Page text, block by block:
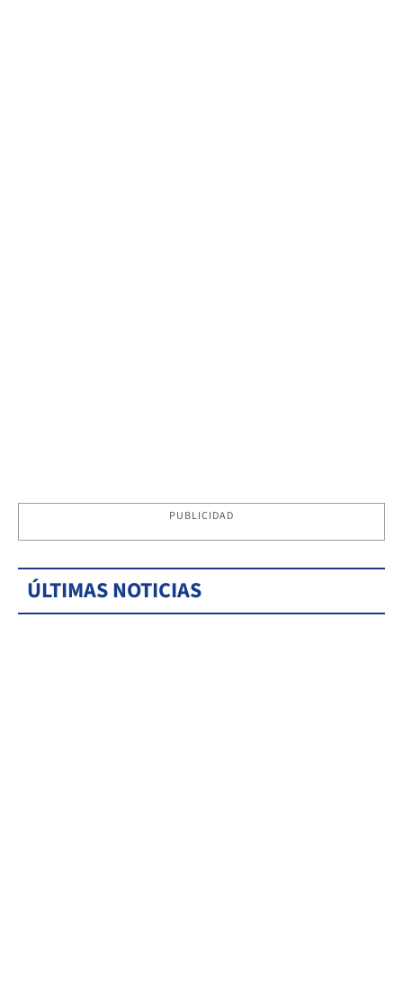
PUBLICIDAD
ÚLTIMAS NOTICIAS